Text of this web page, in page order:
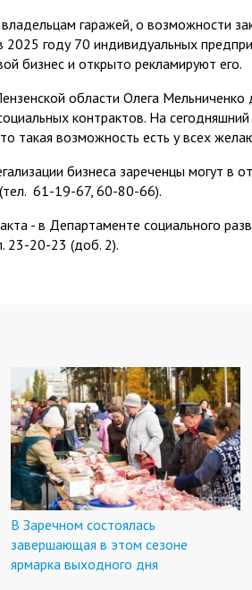
гаражей, о возможности
году 70 индивидуальных
бизнес и открыто рекламируют его.
области Олега
контрактов. На
такая возможность есть у всех
бизнеса зареченцы могут в
61-19-67, 60-80-66).
- в Департаменте социального
23-20-23 (доб. 2).
В Заречном состоялась
завершающая в этом сезоне
ярмарка выходного дня